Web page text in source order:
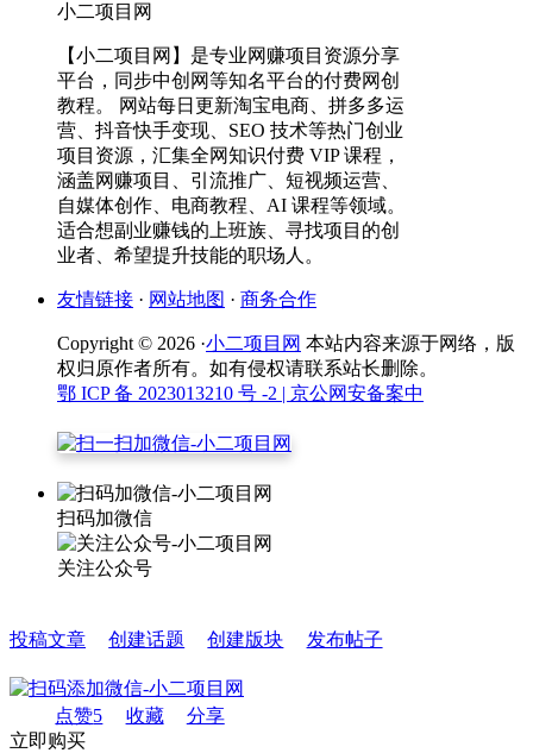
小二项目网
【小二项目网】是专业网赚项目资源分享
平台，同步中创网等知名平台的付费网创
教程。 网站每日更新淘宝电商、拼多多运
营、抖音快手变现、SEO 技术等热门创业
项目资源，汇集全网知识付费 VIP 课程，
涵盖网赚项目、引流推广、短视频运营、
自媒体创作、电商教程、AI 课程等领域。
适合想副业赚钱的上班族、寻找项目的创
业者、希望提升技能的职场人。
友情链接 · 网站地图 · 商务合作
Copyright © 2026 ·小二项目网 本站内容来源于网络，版
权归原作者所有。如有侵权请联系站长删除。
鄂 ICP 备 2023013210 号 -2 | 京公网安备案中
扫码加微信
关注公众号
投稿文章 创建话题 创建版块 发布帖子
点赞5 收藏
分享
立即购买